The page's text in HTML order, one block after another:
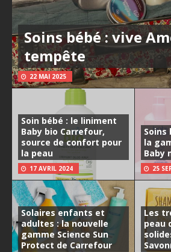
Soins bébé : vive
tempête
22 MAI 2025
Soin bébé : le liniment
Baby bio Carrefour,
source de confort pour
la peau
17 AVRIL 2024
Soins
la
Baby
25
Solaires enfants et
adultes : la nouvelle
gamme Science Sun
Protect de Carrefour
Les
peau